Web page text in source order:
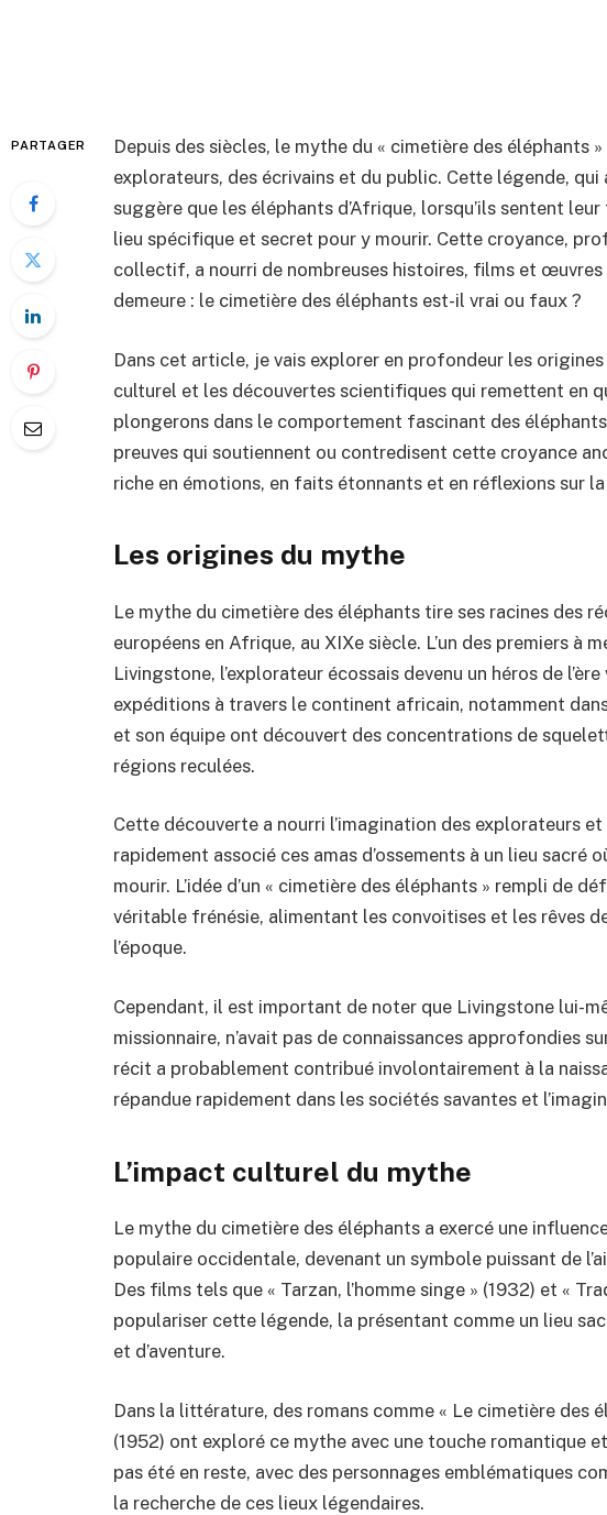
PARTAGER
Depuis des siècles, le mythe du « cimetière des éléphants
explorateurs, des écrivains et du public. Cette légende, qui
suggère que les éléphants d’Afrique, lorsqu’ils sentent
lieu spécifique et secret pour y mourir. Cette croyance,
collectif, a nourri de nombreuses histoires, films et œuvres
demeure : le cimetière des éléphants est-il vrai ou faux ?
Dans cet article, je vais explorer en profondeur les
culturel et les découvertes scientifiques qui remettent en
plongerons dans le comportement fascinant des
preuves qui soutiennent ou contredisent cette croyance
riche en émotions, en faits étonnants et en réflexions sur
Les origines du mythe
Le mythe du cimetière des éléphants tire ses racines des
européens en Afrique, au XIXe siècle. L’un des premiers à
Livingstone, l’explorateur écossais devenu un héros de
expéditions à travers le continent africain, notamment
et son équipe ont découvert des concentrations de
régions reculées.
Cette découverte a nourri l’imagination des explorateurs et
rapidement associé ces amas d’ossements à un lieu sacré
mourir. L’idée d’un « cimetière des éléphants » rempli de
véritable frénésie, alimentant les convoitises et les rêves
l’époque.
Cependant, il est important de noter que Livingstone lui-
missionnaire, n’avait pas de connaissances approfondies
récit a probablement contribué involontairement à la
répandue rapidement dans les sociétés savantes et
L’impact culturel du mythe
Le mythe du cimetière des éléphants a exercé une
populaire occidentale, devenant un symbole puissant de
Des films tels que « Tarzan, l’homme singe » (1932) et «
populariser cette légende, la présentant comme un lieu
et d’aventure.
Dans la littérature, des romans comme « Le cimetière des
(1952) ont exploré ce mythe avec une touche romantique
pas été en reste, avec des personnages emblématiques
la recherche de ces lieux légendaires.